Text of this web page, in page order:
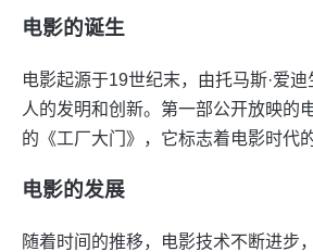
电影的诞生
电影起源于19世纪末，由托马斯·爱
人的发明和创新。第一部公开放映的
的《工厂大门》，它标志着电影时代
电影的发展
随着时间的推移，电影技术不断进步